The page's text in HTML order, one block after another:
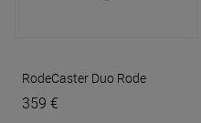
RodeCaster Duo Rode
359 €